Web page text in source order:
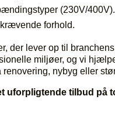
(230V/400V).
forhold.
der lever op til
miljøer, og vi
nybyg eller
uforpligtende tilbud på